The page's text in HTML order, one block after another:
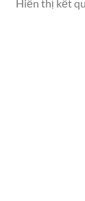
Hiển thị kết